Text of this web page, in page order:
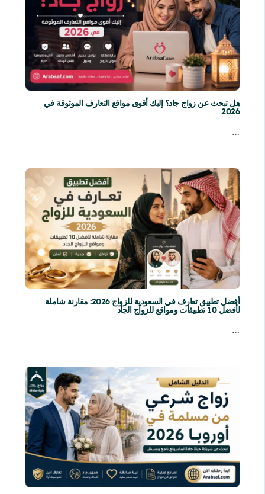
هل تبحث عن زواج جاد؟ إليك أقوى مواقع التعارف الموثوقة في
2026
…
أفضل تطبيق تعارف في السعودية للزواج 2026: مقارنة شاملة
لأفضل 10 تطبيقات ومواقع للزواج الجاد
…